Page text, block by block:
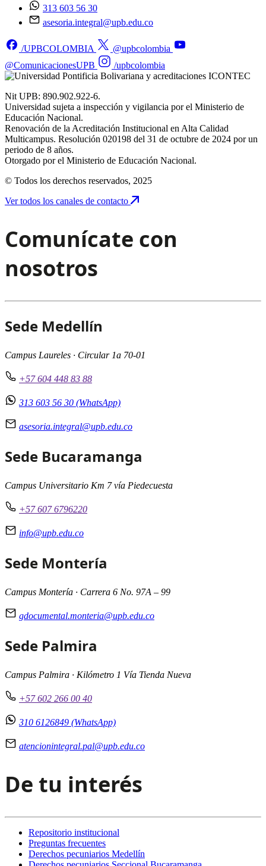
313 603 56 30
asesoria.integral@upb.edu.co
/UPBCOLOMBIA
@upbcolombia
@ComunicacionesUPB
/upbcolombia
Nit UPB: 890.902.922-6.
Universidad sujeta a inspección y vigilancia por el Ministerio de
Educación Nacional.
Renovación de la Acreditación Institucional en Alta Calidad
Multicampus. Resolución 020198 del 31 de octubre de 2024 por un
periodo de 8 años.
Otorgado por el Ministerio de Educación Nacional.
© Todos los derechos reservados, 2025
Ver todos los canales de contacto
Comunícate con
nosotros
Sede Medellín
Campus Laureles · Circular 1a 70-01
+57 604 448 83 88
313 603 56 30 (WhatsApp)
asesoria.integral@upb.edu.co
Sede Bucaramanga
Campus Universitario Km 7 vía Piedecuesta
+57 607 6796220
info@upb.edu.co
Sede Montería
Campus Montería · Carrera 6 No. 97A – 99
gdocumental.monteria@upb.edu.co
Sede Palmira
Campus Palmira · Kilómetro 1 Vía Tienda Nueva
+57 602 266 00 40
310 6126849 (WhatsApp)
atencionintegral.pal@upb.edu.co
De tu interés
Repositorio institucional
Preguntas frecuentes
Derechos pecuniarios Medellín